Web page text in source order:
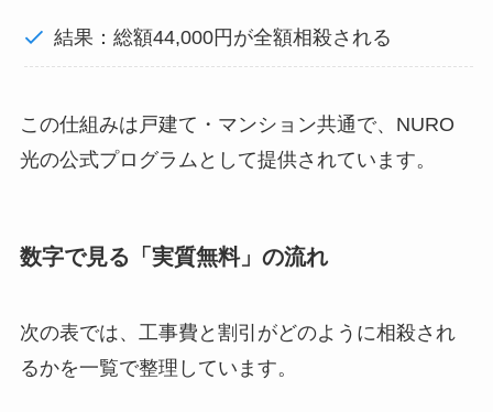
結果：総額44,000円が全額相殺される
この仕組みは戸建て・マンション共通で、NURO
光の公式プログラムとして提供されています。
数字で見る「実質無料」の流れ
次の表では、工事費と割引がどのように相殺され
るかを一覧で整理しています。